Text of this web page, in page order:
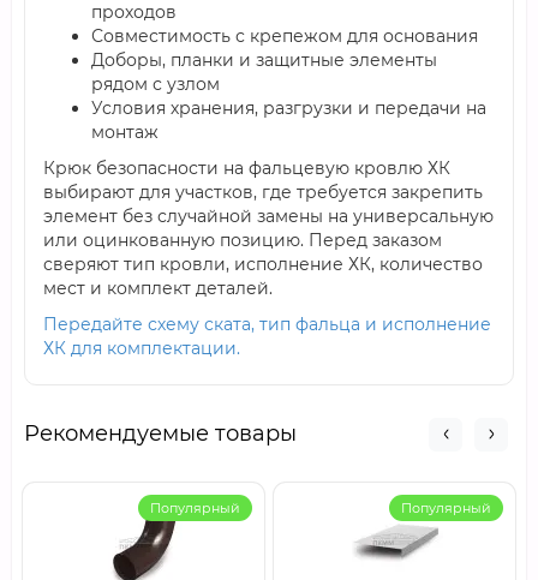
проходов
Совместимость с крепежом для основания
Доборы, планки и защитные элементы
рядом с узлом
Условия хранения, разгрузки и передачи на
монтаж
Крюк безопасности на фальцевую кровлю ХК
выбирают для участков, где требуется закрепить
элемент без случайной замены на универсальную
или оцинкованную позицию. Перед заказом
сверяют тип кровли, исполнение ХК, количество
мест и комплект деталей.
Передайте схему ската, тип фальца и исполнение
ХК для комплектации.
Рекомендуемые товары
Популярный Популярный